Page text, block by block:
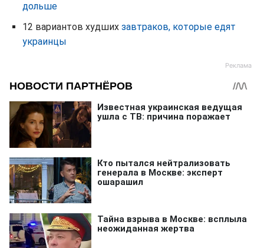
дольше
12 вариантов худших завтраков, которые едят
украинцы